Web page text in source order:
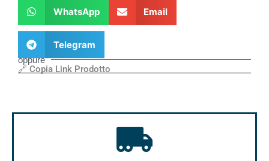
WhatsApp Email
Telegram
oppure
🔗 Copia Link Prodotto